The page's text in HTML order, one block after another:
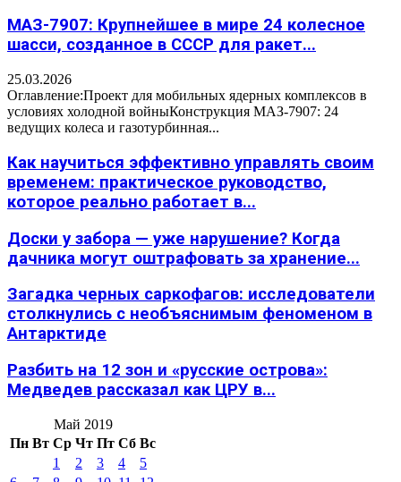
МАЗ-7907: Крупнейшее в мире 24 колесное
шасси, созданное в СССР для ракет...
25.03.2026
Оглавление:Проект для мобильных ядерных комплексов в
условиях холодной войныКонструкция МАЗ-7907: 24
ведущих колеса и газотурбинная...
Как научиться эффективно управлять своим
временем: практическое руководство,
которое реально работает в...
Доски у забора — уже нарушение? Когда
дачника могут оштрафовать за хранение...
Загадка черных саркофагов: исследователи
столкнулись с необъяснимым феноменом в
Антарктиде
Разбить на 12 зон и «русские острова»:
Медведев рассказал как ЦРУ в...
Май 2019
Пн Вт Ср Чт Пт Сб Вс
1
2 3 4
5